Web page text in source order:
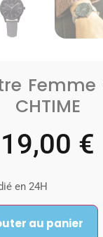
Femme
CHTIME
19,00 €
en 24H
au panier